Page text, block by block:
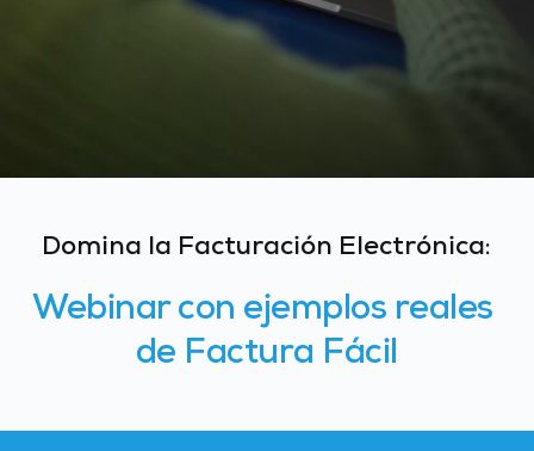
Domina la Facturación Electrónica:
Webinar con ejemplos reales
de Factura Fácil